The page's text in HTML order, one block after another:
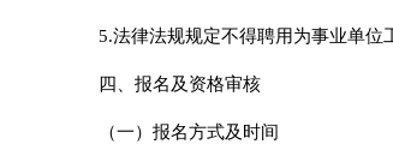
5.法律法规规定不得聘用为事业单位
四、报名及资格审核
（一）报名方式及时间